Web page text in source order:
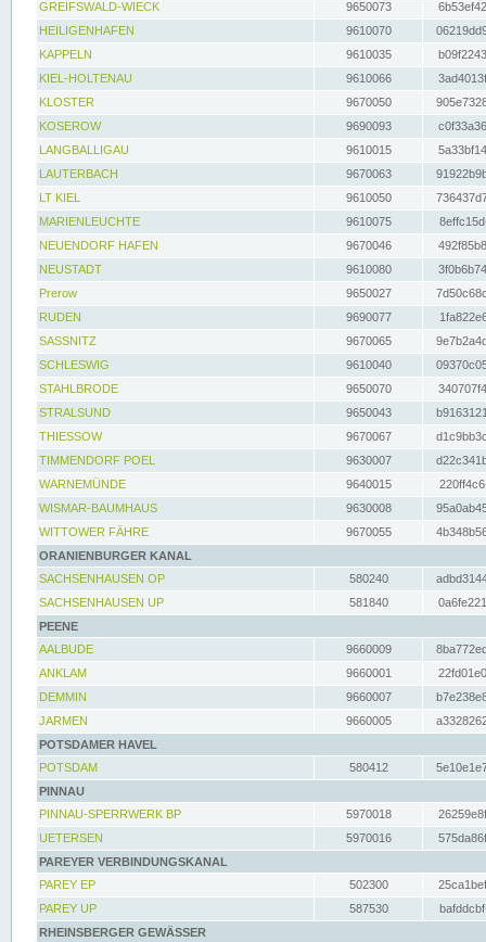
GREIFSWALD-WIECK
9650073
HEILIGENHAFEN
9610070
KAPPELN
9610035
KIEL-HOLTENAU
9610066
KLOSTER
9670050
KOSEROW
9690093
LANGBALLIGAU
9610015
LAUTERBACH
9670063
LT KIEL
9610050
MARIENLEUCHTE
9610075
NEUENDORF HAFEN
9670046
NEUSTADT
9610080
Prerow
9650027
RUDEN
9690077
SASSNITZ
9670065
SCHLESWIG
9610040
STAHLBRODE
9650070
STRALSUND
9650043
THIESSOW
9670067
TIMMENDORF POEL
9630007
WARNEMÜNDE
9640015
WISMAR-BAUMHAUS
9630008
WITTOWER FÄHRE
9670055
ORANIENBURGER KANAL
SACHSENHAUSEN OP
580240
SACHSENHAUSEN UP
581840
PEENE
AALBUDE
9660009
ANKLAM
9660001
DEMMIN
9660007
JARMEN
9660005
POTSDAMER HAVEL
POTSDAM
580412
PINNAU
PINNAU-SPERRWERK BP
5970018
UETERSEN
5970016
PAREYER VERBINDUNGSKANAL
PAREY EP
502300
PAREY UP
587530
RHEINSBERGER GEWÄSSER